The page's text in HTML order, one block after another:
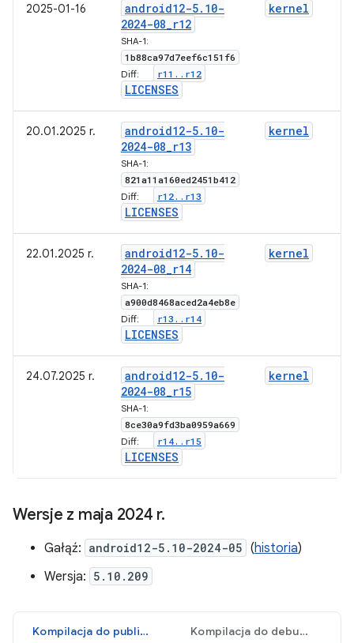
2025-01-16 android12-5. 10-
2024-08_r12
SHA-1:
1b88ca97d7eef6c151f6
Diff: r11 . . r12
LICENSES
kernel
20.01.2025 r. android12-5. 10-
2024-08_r13
SHA-1:
821a11a160ed2451b412
Diff: r12. . r13
LICENSES
kernel
22.01.2025 r. android12-5. 10-
2024-08_r14
SHA-1:
a900d8468aced2a4eb8e
Diff: r13 . . r14
LICENSES
kernel
24.07.2025 r. android12-5. 10-
2024-08_r15
SHA-1:
8ce30a9fd3ba0959a669
Diff: r14. . r15
LICENSES
kernel
Wersje z maja 2024 r.
Gałąź: android12-5.10-2024-05 (historia)
Wersja: 5.10.209
Kompilacja do publikacji Kompilacja do debugowania